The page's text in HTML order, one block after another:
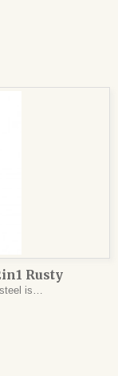
Rusty
is…